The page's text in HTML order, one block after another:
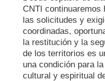
CNTI continuaremos
las solicitudes y
coordinadas,
la restitución y la
de los territorios es
una condición para
cultural y espiritual